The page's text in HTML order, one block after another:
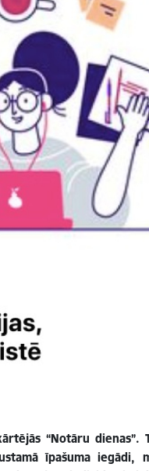
“Notāru dienas”.
īpašuma iegādi,